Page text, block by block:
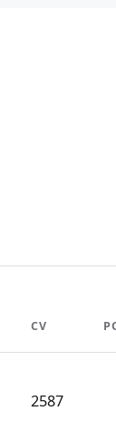
CV
2587